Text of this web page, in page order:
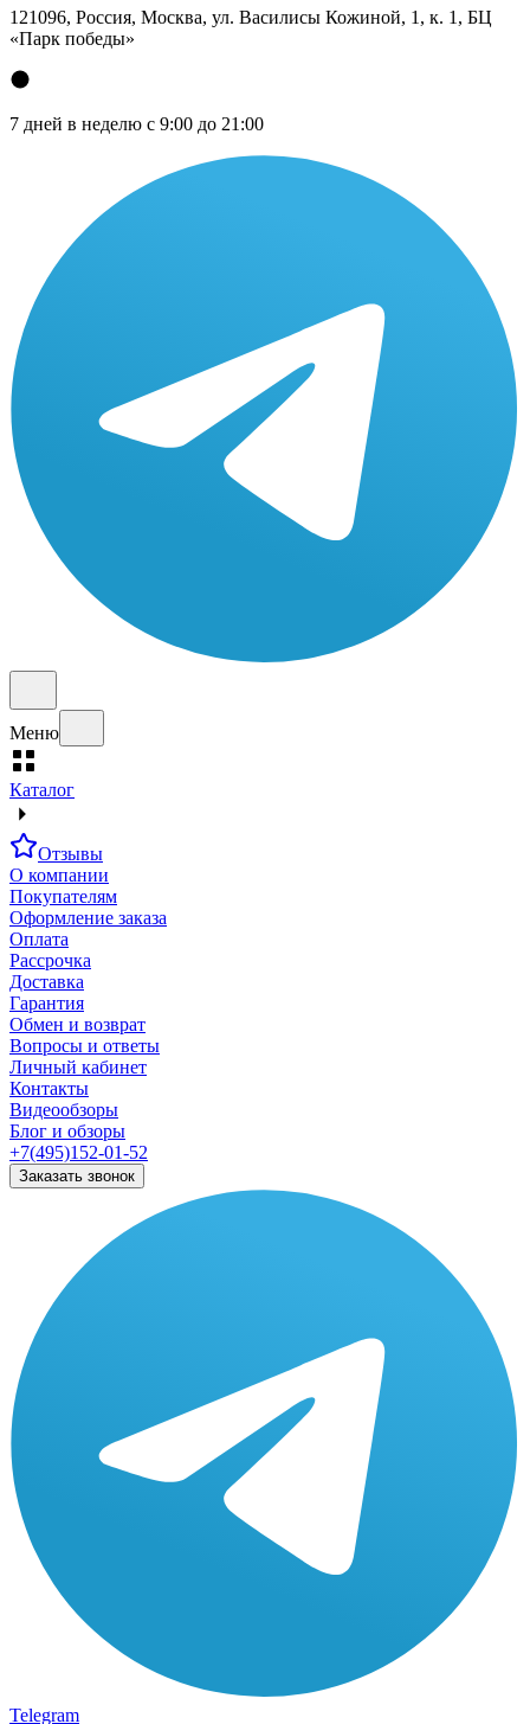
121096, Россия, Москва, ул. Василисы Кожиной, 1, к. 1, БЦ
«Парк победы»
7 дней в неделю с 9:00 до 21:00
Меню
Каталог
Отзывы
О компании
Покупателям
Оформление заказа
Оплата
Рассрочка
Доставка
Гарантия
Обмен и возврат
Вопросы и ответы
Личный кабинет
Контакты
Видеообзоры
Блог и обзоры
+7(495)152-01-52
Заказать звонок
Telegram